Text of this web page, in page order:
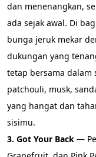
dan menenangkan,
ada sejak awal. Di
bunga jeruk mekar
dukungan yang
tetap bersama dalam
patchouli, musk,
yang hangat dan
sisimu.
3. Got Your Back —